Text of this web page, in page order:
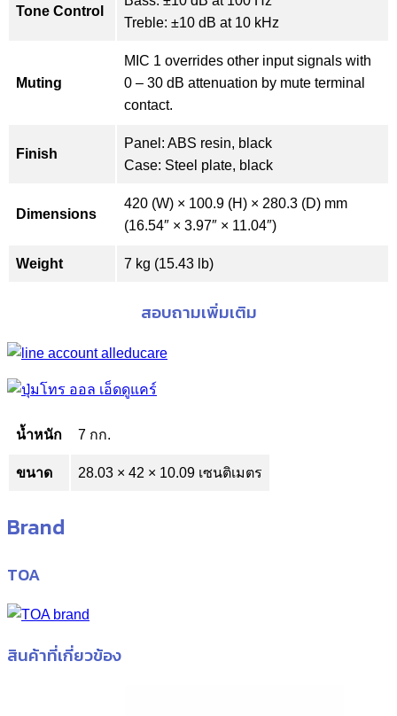
Tone Control
Treble: ±10 dB at 10 kHz
Muting
MIC 1 overrides other input signals with
0 – 30 dB attenuation by mute terminal
contact.
Finish
Panel: ABS resin, black
Case: Steel plate, black
Dimensions
420 (W) × 100.9 (H) × 280.3 (D) mm
(16.54″ × 3.97″ × 11.04″)
Weight 7 kg (15.43 lb)
สอบถามเพิ่มเติม
น้ำหนัก 7 กก.
ขนาด 28.03 × 42 × 10.09 เซนติเมตร
Brand
TOA
สินค้าที่เกี่ยวข้อง